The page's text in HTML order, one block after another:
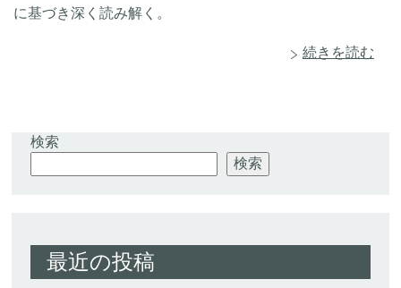
に基づき深く読み解く。
続きを読む
検索
検索
最近の投稿